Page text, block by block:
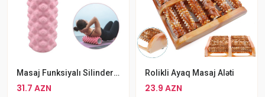
Masaj Funksiyalı Silinder 45sm Hündürlükdə Silinder Pink
31.7 AZN
Rolikli Ayaq Masaj Aləti
23.9 AZN